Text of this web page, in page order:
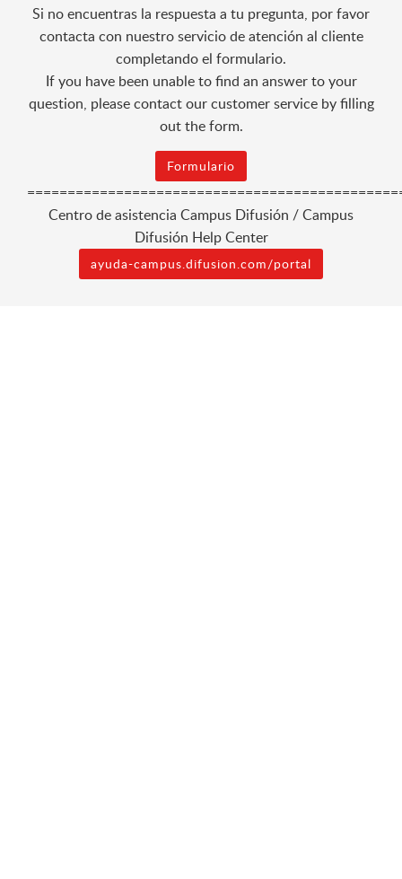
Si no encuentras la respuesta a tu pregunta, por favor
contacta con nuestro servicio de atención al cliente
completando el formulario.
If you have been unable to find an answer to your
question, please contact our customer service by filling
out the form.
Formulario
Centro de asistencia Campus Difusión / Campus
Difusión Help Center
ayuda-campus.difusion.com/portal